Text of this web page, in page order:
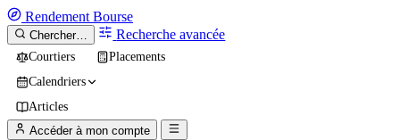
Rendement Bourse
Chercher… Recherche avancée
Courtiers
Placements
Calendriers
Articles
Accéder à mon compte